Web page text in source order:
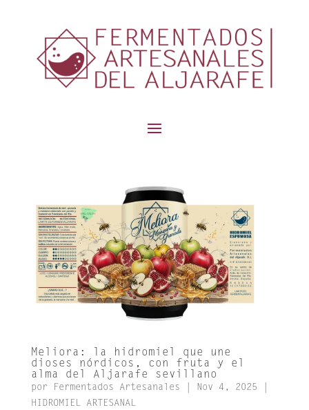
Meliora: la hidromiel que une
dioses nórdicos, con fruta y el
alma del Aljarafe sevillano
por Fermentados Artesanales Nov 4, 2025
HIDROMIEL ARTESANAL